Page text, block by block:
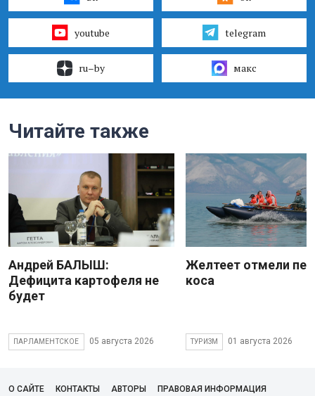
youtube telegram
ru–by макс
Читайте также
Андрей БАЛЫШ:
Дефицита картофеля не
будет
ПАРЛАМЕНТСКОЕ 05 августа 2026
Желтеет отмели
коса
ТУРИЗМ 01 августа 2026
О САЙТЕ КОНТАКТЫ АВТОРЫ ПРАВОВАЯ ИНФОРМАЦИЯ